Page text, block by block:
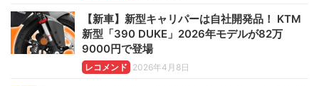
【新車】新型キャリパーは自社開発品！ KTM
新型「390 DUKE」2026年モデルが82万
9000円で登場
レコメンド 2026年4月8日